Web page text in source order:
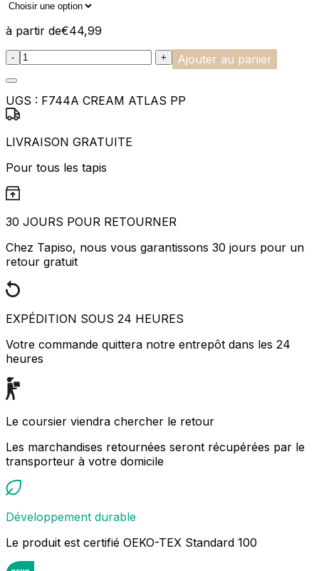
à partir de€44,99
:product_name quantity
- + Ajouter au panier
UGS : F744A CREAM ATLAS PP
LIVRAISON GRATUITE
Pour tous les tapis
30 JOURS POUR RETOURNER
Chez Tapiso, nous vous garantissons 30 jours pour un
retour gratuit
EXPÉDITION SOUS 24 HEURES
Votre commande quittera notre entrepôt dans les 24
heures
Le coursier viendra chercher le retour
Les marchandises retournées seront récupérées par le
transporteur à votre domicile
Développement durable
Le produit est certifié OEKO-TEX Standard 100